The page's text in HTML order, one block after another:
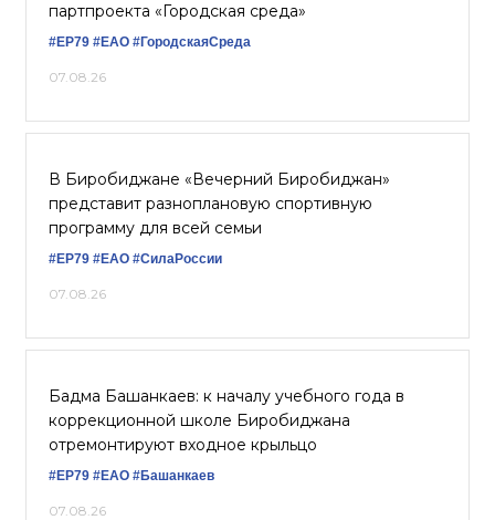
партпроекта «Городская среда»
#ЕР79 #ЕАО #ГородскаяСреда
07.08.26
В Биробиджане «Вечерний Биробиджан»
представит разноплановую спортивную
программу для всей семьи
#ЕР79 #ЕАО #СилаРоссии
07.08.26
Бадма Башанкаев: к началу учебного года в
коррекционной школе Биробиджана
отремонтируют входное крыльцо
#ЕР79 #ЕАО #Башанкаев
07.08.26